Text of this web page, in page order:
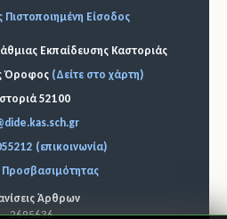
Πιστοποιημένη Είσοδος
Εκπαίδευσης Καστοριάς
Όροφος (Δείτε στο χάρτη)
52100
(επικοινωνία)
Άρθρων
2695636